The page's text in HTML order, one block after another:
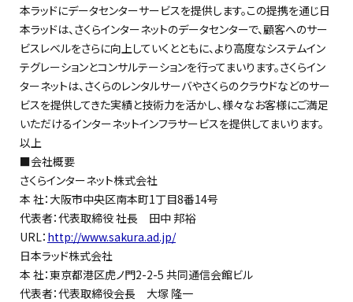
本ラッドにデータセンターサービスを提供します。この提携を通じ日
本ラッドは、さくらインターネットのデータセンターで、顧客へのサー
ビスレベルをさらに向上していくとともに、より高度なシステムイン
テグレーションとコンサルテーションを行ってまいります。さくらイン
ターネットは、さくらのレンタルサーバやさくらのクラウドなどのサー
ビスを提供してきた実績と技術力を活かし、様々なお客様にご満足
いただけるインターネットインフラサービスを提供してまいります。
以上
■会社概要
さくらインターネット株式会社
本 社：大阪市中央区南本町1丁目8番14号
代表者：代表取締役 社長 田中 邦裕
URL： http://www.sakura.ad.jp/
日本ラッド株式会社
本 社：東京都港区虎ノ門2-2-5 共同通信会館ビル
代表者：代表取締役会長 大塚 隆一